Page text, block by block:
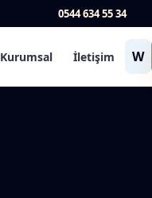
0544 634 55 34
Kurumsal İletişim W